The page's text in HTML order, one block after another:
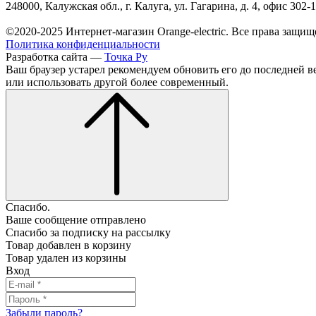
248000, Калужская обл., г. Калуга, ул. Гагарина, д. 4, офис 302-
©2020-2025 Интернет-магазин Orange-electric. Все права
Политика конфиденциальности
Разработка сайта — Точка Ру
Ваш браузер устарел рекомендуем обновить его до последней
или использовать другой более современный.
Спасибо.
Ваше сообщение отправлено
Спасибо за подписку на рассылку
Товар добавлен в корзину
Товар удален из корзины
Вход
Забыли пароль?